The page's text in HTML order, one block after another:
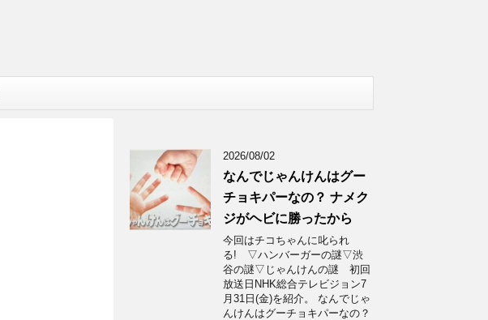
2026/08/02
なんでじゃんけんはグー
チョキパーなの？ ナメク
ジがヘビに勝ったから
今回はチコちゃんに叱られ
る! ▽ハンバーガーの謎▽渋
谷の謎▽じゃんけんの謎 初回
放送日NHK総合テレビジョン7
月31日(金)を紹介。 なんでじゃ
んけんはグーチョキパーなの？